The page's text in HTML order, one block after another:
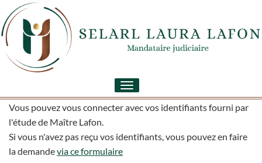
Toggle
navigation
Vous pouvez vous connecter avec vos identifiants fourni par
l'étude de Maître Lafon.
Si vous n'avez pas reçu vos identifiants, vous pouvez en faire
la demandevia ce formulaire